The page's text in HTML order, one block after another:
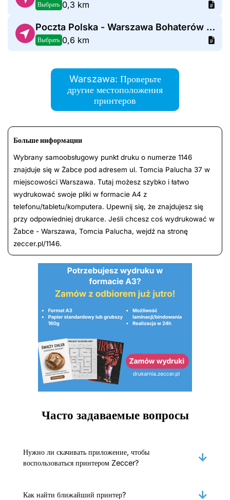
Выбрать 0,3 km
Poczta Polska - Warszawa Bohaterów Warszawy 6
Выбрать 0,6 km
Warszawa: Проверьте
другие местоположения
принтеров
Больше информации
Wybrany samoobsługowy punkt druku o numerze 1146
znajduje się w Żabce pod adresem ul. Tomcia Palucha 37 w
miejscowości Warszawa. Tutaj możesz szybko i łatwo
wydrukować swoje pliki w formacie A4 z
telefonu/tabletu/komputera. Upewnij się, że znajdujesz się
przy odpowiedniej drukarce. Jeśli chcesz coś wydrukować w
Żabce - Warszawa, Tomcia Palucha, wejdź na stronę
zeccer.pl/1146.
Часто задаваемые вопросы
Нужно ли скачивать приложение, чтобы
воспользоваться принтером Zeccer?
Как найти ближайший принтер?